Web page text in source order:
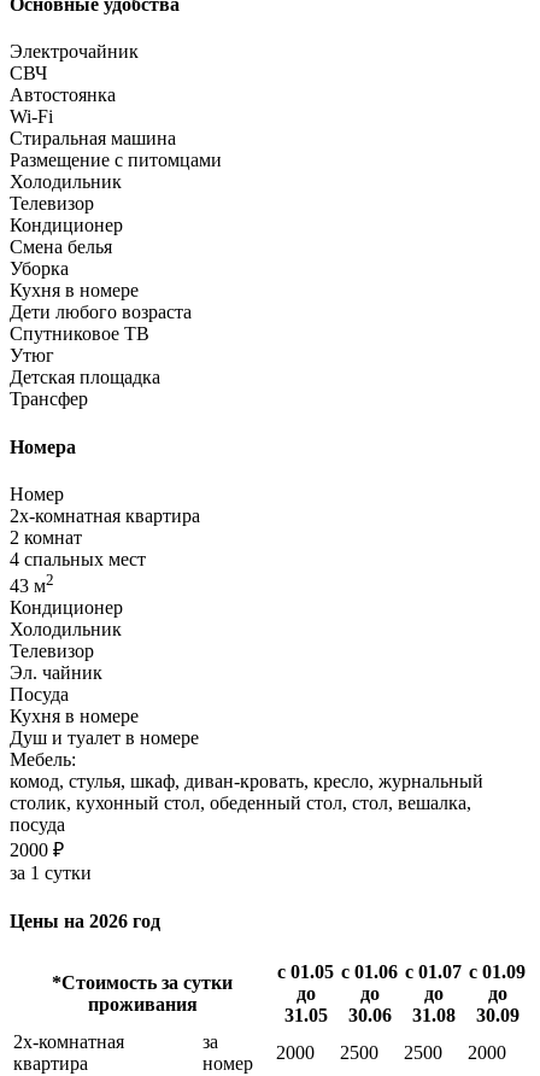
Основные удобства
Электрочайник
СВЧ
Автостоянка
Wi-Fi
Стиральная машина
Размещение с питомцами
Холодильник
Телевизор
Кондиционер
Смена белья
Уборка
Кухня в номере
Дети любого возраста
Спутниковое ТВ
Утюг
Детская площадка
Трансфер
Номера
Номер
2х-комнатная квартира
2 комнат
4 спальных мест
43 м2
Кондиционер
Холодильник
Телевизор
Эл. чайник
Посуда
Кухня в номере
Душ и туалет в номере
Мебель:
комод, стулья, шкаф, диван-кровать, кресло, журнальный
столик, кухонный стол, обеденный стол, стол, вешалка,
посуда
2000 ₽
за 1 сутки
Цены на 2026 год
*Стоимость за сутки
проживания
с 01.05
до
31.05
с 01.06
до
30.06
с 01.07
до
31.08
с 01.09
до
30.09
2х-комнатная
квартира
за
номер
2000 2500 2500
2000